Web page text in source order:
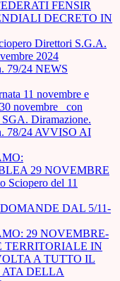
FENSIR
DECRETO IN
Direttori S.G.A.
2024
79/24 NEWS
11 novembre e
novembre_ con
Diramazione.
78/24 AVVISO AI
29 NOVEMBRE
Sciopero del 11
DAL 5/11-
29 NOVEMBRE-
TERRITORIALE IN
A TUTTO IL
ATA DELLA